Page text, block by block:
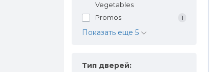
Vegetables
Promos 1
Показать еще 5
Тип дверей: